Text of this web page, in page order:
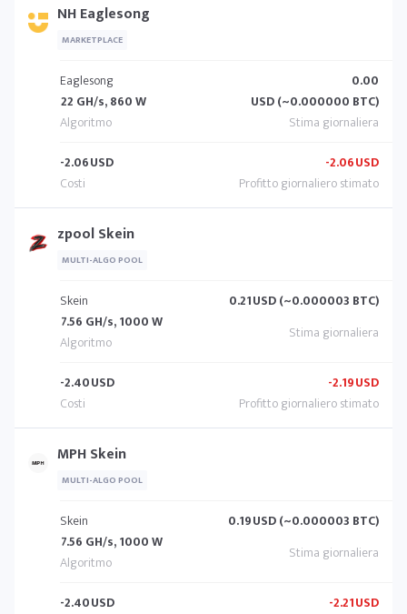
NH Eaglesong
MARKETPLACE
Eaglesong
22 GH/s, 860 W
0.00
USD (~0.000000 BTC)
-2.06USD -2.06USD
zpool Skein
MULTI-ALGO POOL
Skein
7.56 GH/s, 1000 W
0.21USD (~0.000003 BTC)
-2.40USD -2.19USD
MPH Skein
MULTI-ALGO POOL
Skein
7.56 GH/s, 1000 W
0.19USD (~0.000003 BTC)
-2.40USD -2.21USD